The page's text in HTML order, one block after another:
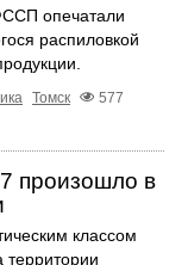
опечатали
распиловкой
Томск
577
произошло в
классом
территории